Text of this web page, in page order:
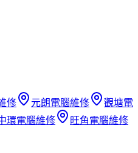
修 元朗電腦維修 觀塘電
環電腦維修 旺角電腦維修